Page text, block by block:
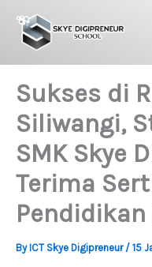
content
Sukses di
Siliwangi,
SMK Skye
Terima
Pendidikan
By ICT Skye Digipreneur / 15